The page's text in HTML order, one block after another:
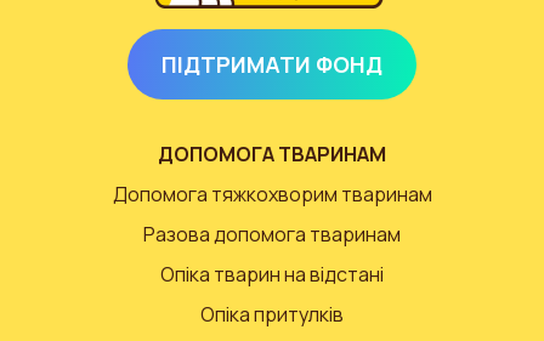
ПІДТРИМАТИ ФОНД
ДОПОМОГА ТВАРИНАМ
Допомога тяжкохворим тваринам
Разова допомога тваринам
Опіка тварин на відстані
Опіка притулків